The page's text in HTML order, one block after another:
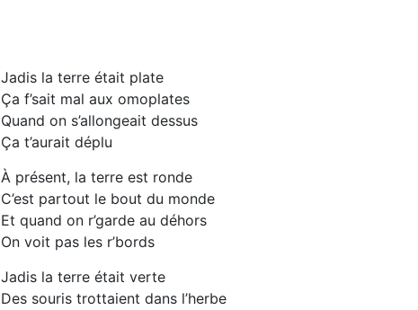
Jadis la terre était plate
Ça f’sait mal aux omoplates
Quand on s’allongeait dessus
Ça t’aurait déplu
À présent, la terre est ronde
C’est partout le bout du monde
Et quand on r’garde au déhors
On voit pas les r’bords
Jadis la terre était verte
Des souris trottaient dans l’herbe